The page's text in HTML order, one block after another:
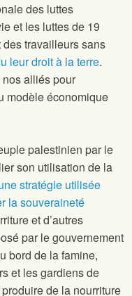
des luttes
et les luttes de 19
travailleurs sans
leur droit à la terre.
alliés pour
modèle économique
palestinien par le
son utilisation de la
stratégie utilisée
la souveraineté
et d’autres
par le gouvernement
bord de la famine,
et les gardiens de
de la nourriture